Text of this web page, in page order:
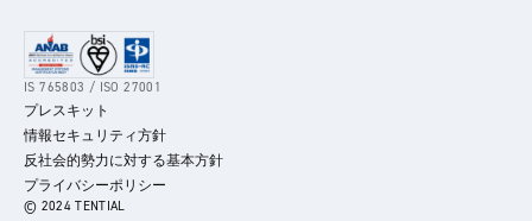
IS 765803 / ISO 27001
プレスキット
情報セキュリティ方針
反社会的勢力に対する基本方針
プライバシーポリシー
© 2024 TENTIAL